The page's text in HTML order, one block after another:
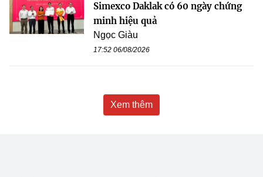
Simexco Daklak có 60 ngày chứng
minh hiệu quả
Ngọc Giàu
17:52 06/08/2026
Xem thêm